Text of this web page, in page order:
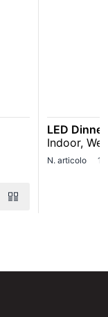
LED
Indoor,
N. articolo